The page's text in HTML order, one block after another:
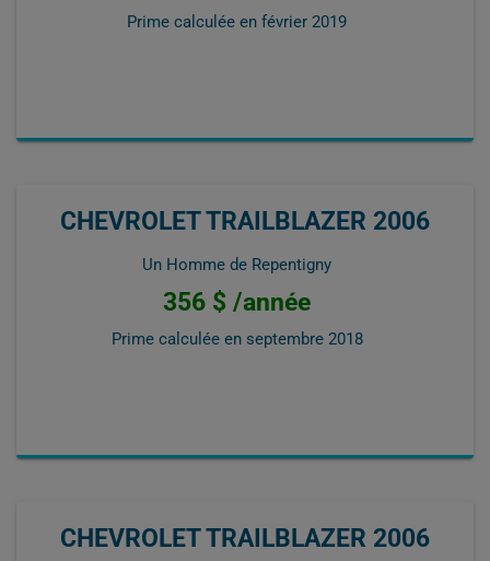
Prime calculée en février 2019
CHEVROLET TRAILBLAZER 2006
Un Homme de Repentigny
356 $ /année
Prime calculée en septembre 2018
CHEVROLET TRAILBLAZER 2006